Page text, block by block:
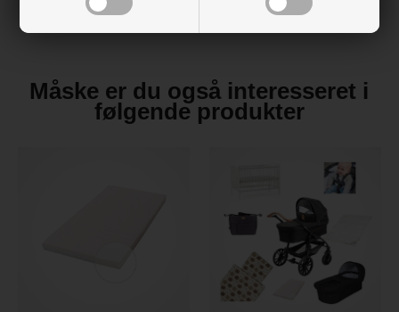
Måske er du også interesseret i
følgende produkter